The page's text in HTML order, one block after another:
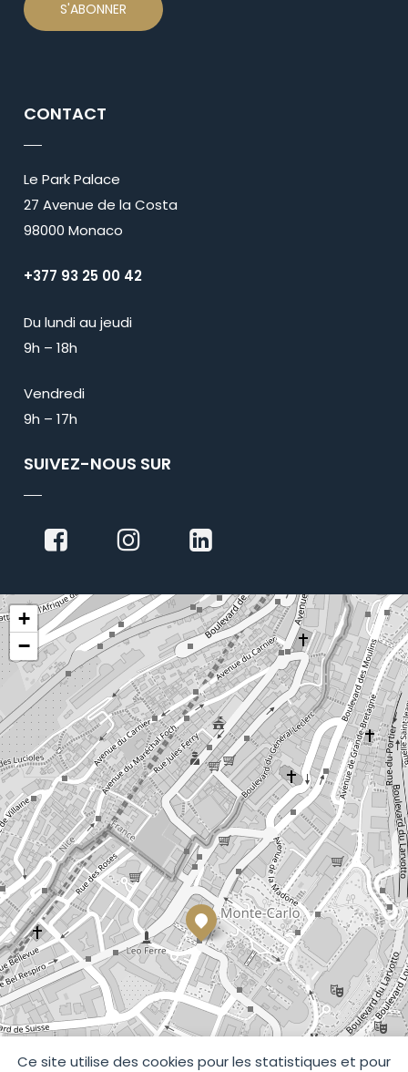
Ce site utilise des cookies pour les statistiques et pour
CONTACT
Le Park Palace
27 Avenue de la Costa
98000 Monaco
+377 93 25 00 42
Du lundi au jeudi
9h – 18h
Vendredi
9h – 17h
SUIVEZ-NOUS SUR
+
−